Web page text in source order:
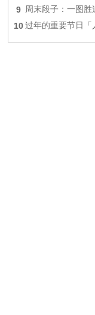
9 周末段子：一图胜
10 过年的重要节日「